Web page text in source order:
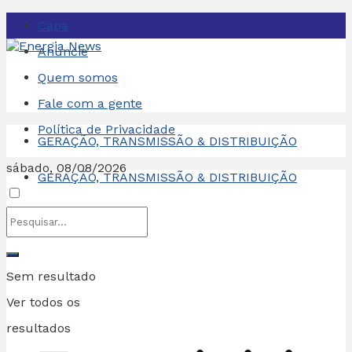
Capa
Anuncie
Quem somos
Fale com a gente
Política de Privacidade
sábado, 08/08/2026
Sem resultado
Ver todos os
resultados
GERAÇÃO, TRANSMISSÃO & DISTRIBUIÇÃO
GERAÇÃO, TRANSMISSÃO & DISTRIBUIÇÃO